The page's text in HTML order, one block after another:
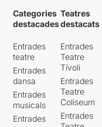
Categories
destacades
Entrades
teatre
Entrades
dansa
Entrades
musicals
Entrades
Teatres
destacats
Entrades
Teatre
Tívoli
Entrades
Teatre
Coliseum
Entrades